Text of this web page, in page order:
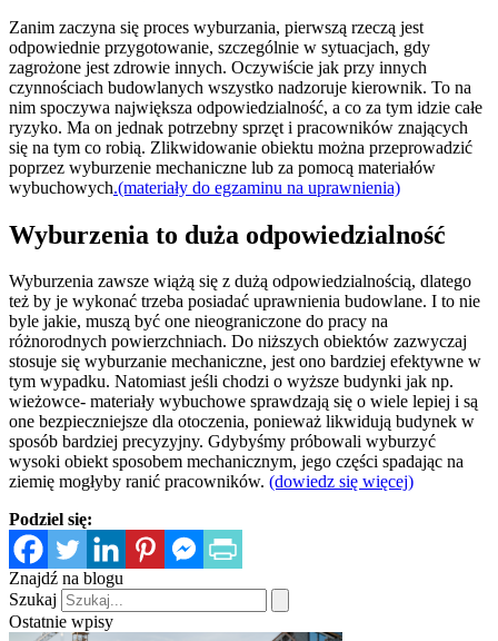
Zanim zaczyna się proces wyburzania, pierwszą rzeczą jest
odpowiednie przygotowanie, szczególnie w sytuacjach, gdy
zagrożone jest zdrowie innych. Oczywiście jak przy innych
czynnościach budowlanych wszystko nadzoruje kierownik. To na
nim spoczywa największa odpowiedzialność, a co za tym idzie całe
ryzyko. Ma on jednak potrzebny sprzęt i pracowników znających
się na tym co robią. Zlikwidowanie obiektu można przeprowadzić
poprzez wyburzenie mechaniczne lub za pomocą materiałów
wybuchowych.(materiały do egzaminu na uprawnienia)
Wyburzenia to duża odpowiedzialność
Wyburzenia zawsze wiążą się z dużą odpowiedzialnością, dlatego
też by je wykonać trzeba posiadać uprawnienia budowlane. I to nie
byle jakie, muszą być one nieograniczone do pracy na
różnorodnych powierzchniach. Do niższych obiektów zazwyczaj
stosuje się wyburzanie mechaniczne, jest ono bardziej efektywne w
tym wypadku. Natomiast jeśli chodzi o wyższe budynki jak np.
wieżowce- materiały wybuchowe sprawdzają się o wiele lepiej i są
one bezpieczniejsze dla otoczenia, ponieważ likwidują budynek w
sposób bardziej precyzyjny. Gdybyśmy próbowali wyburzyć
wysoki obiekt sposobem mechanicznym, jego części spadając na
ziemię mogłyby ranić pracowników. (dowiedz się więcej)
Podziel się:
Znajdź na blogu
Szukaj
Ostatnie wpisy